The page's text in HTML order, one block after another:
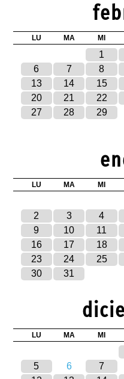
LU MA MI
1
6
7 8
13
14 15
20
21 22
27
28 29
LU MA MI
2
3 4
9
10 11
16
17 18
23
24 25
30
31
LU MA MI
5
6 7